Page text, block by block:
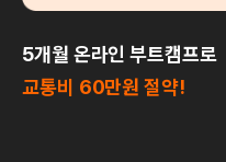
5개월 온라인 부트캠프로
교통비 60만원 절약!